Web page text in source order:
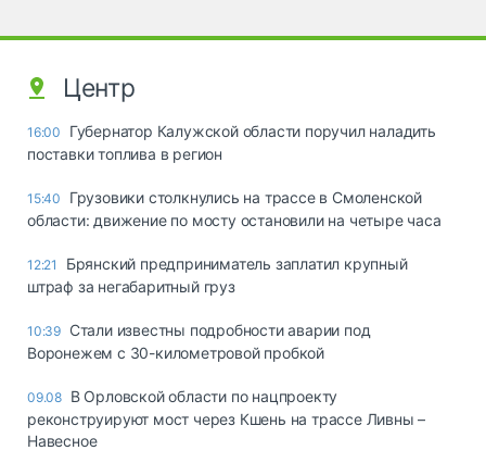
Центр
16:00
Губернатор Калужской области поручил наладить
поставки топлива в регион
15:40
Грузовики столкнулись на трассе в Смоленской
области: движение по мосту остановили на четыре часа
12:21
Брянский предприниматель заплатил крупный
штраф за негабаритный груз
10:39 Стали известны подробности аварии под
Воронежем с 30-километровой пробкой
09.08 В Орловской области по нацпроекту
реконструируют мост через Кшень на трассе Ливны –
Навесное